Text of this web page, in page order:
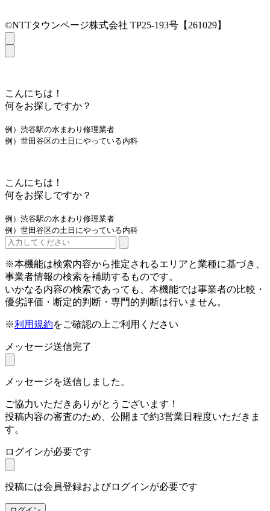
©NTTタウンページ株式会社 TP25-193号【261029】
こんにちは！
何をお探しですか？
例）渋谷駅の水まわり修理業者
例）世田谷区の土日にやっている内科
こんにちは！
何をお探しですか？
例）渋谷駅の水まわり修理業者
例）世田谷区の土日にやっている内科
※本機能は検索内容から推定されるエリアと業種に基づき、
事業者情報の検索を補助するものです。
いかなる内容の検索であっても、本機能では事業者の比較・
優劣評価・断定的判断・専門的判断は行いません。
※利用規約をご確認の上ご利用ください
メッセージ送信完了
メッセージを送信しました。
ご協力いただきありがとうございます！
投稿内容の審査のため、公開まで約3営業日程度いただきま
す。
ログインが必要です
投稿には会員登録およびログインが必要です